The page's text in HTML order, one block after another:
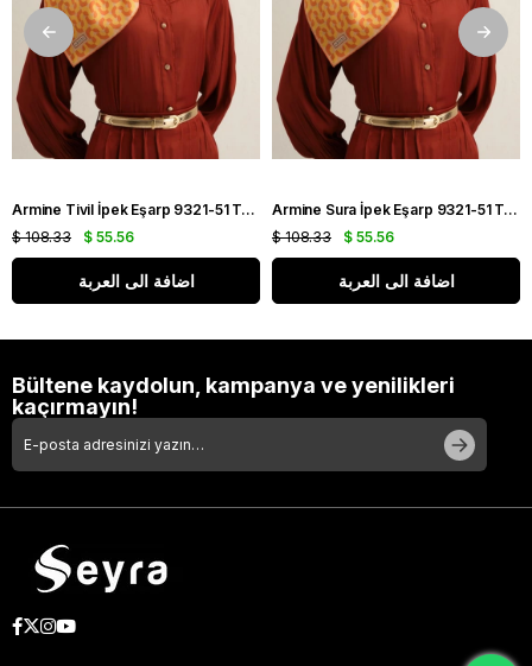
Armine Tivil İpek Eşarp 9321-51 Turuncu Karışık Desen
$ 55.56
$ 108.33
اضافة الى العربة
Armine Sura İpek Eşarp 9321-51 Turuncu Karışık Desen
$ 55.56
$ 108.33
اضافة الى العربة
Bültene kaydolun, kampanya ve yenilikleri
kaçırmayın!